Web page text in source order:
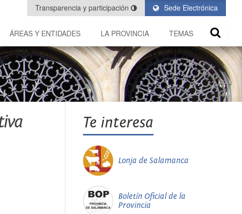
Sede Electrónica
Transparencia y participación
ÁREAS Y ENTIDADES LA PROVINCIA TEMAS
Te interesa
Lonja de Salamanca
Boletín Oficial de la
Provincia